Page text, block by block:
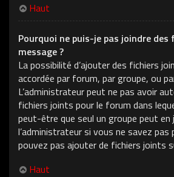
Haut
Pourquoi ne puis-je pas joindre des
message ?
La possibilité d’ajouter des fichiers
accordée par forum, par groupe, ou
L’administrateur peut ne pas avoir
fichiers joints pour le forum dans
peut-être que seul un groupe peut en
l’administrateur si vous ne savez pas
pouvez pas ajouter de fichiers joints
Haut